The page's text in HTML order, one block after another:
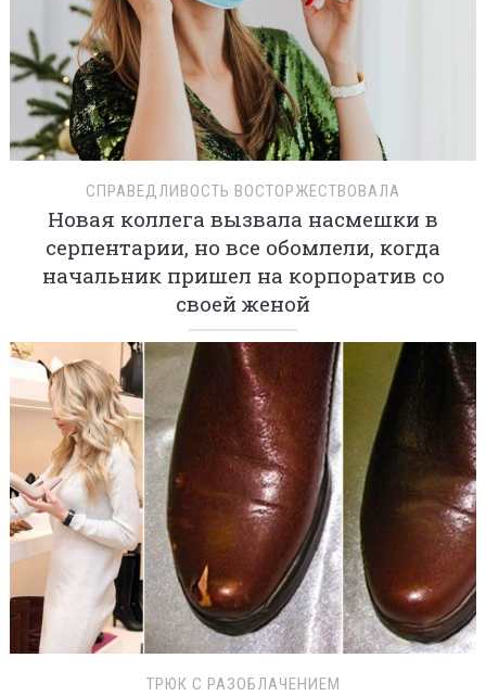
СПРАВЕДЛИВОСТЬ ВОСТОРЖЕСТВОВАЛА
Новая коллега вызвала насмешки в
серпентарии, но все обомлели, когда
начальник пришел на корпоратив со
своей женой
ТРЮК С РАЗОБЛАЧЕНИЕМ